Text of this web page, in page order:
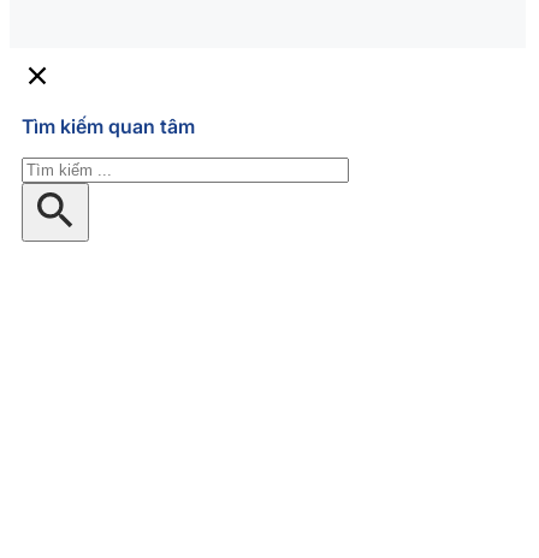
Tìm kiếm quan tâm
Tìm
kiếm